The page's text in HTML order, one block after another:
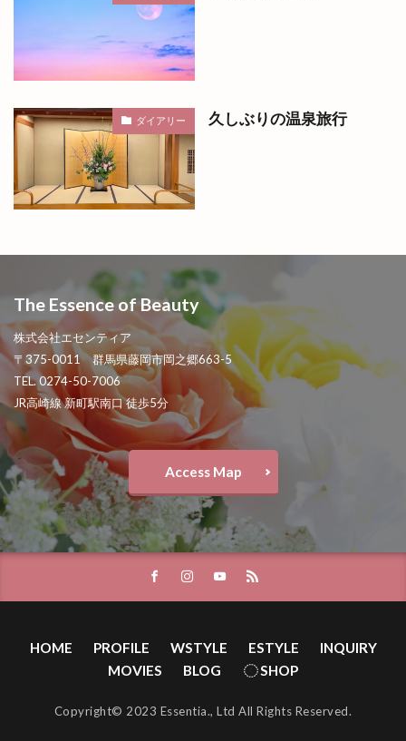
ダイアリー 久しぶりの温泉旅行
The Essence of Beauty
株式会社エセンティア
〒375-0011 群馬県藤岡市岡之郷663-5
TEL. 0274-50-7006
JR高崎線 新町駅南口 徒歩5分
Access Map
HOME PROFILE WSTYLE ESTYLE
INQUIRY
MOVIES
BLOG SHOP
Copyright© 2023 Essentia., Ltd All Rights Reserved.